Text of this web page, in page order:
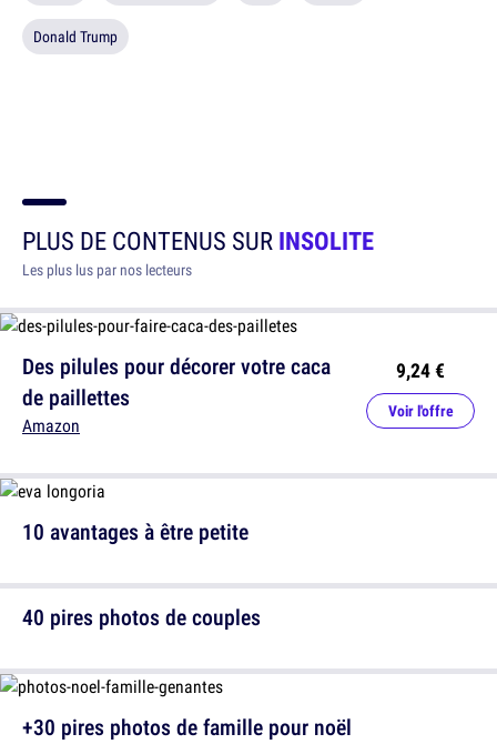
Donald Trump
PLUS DE CONTENUS SURINSOLITE
Les plus lus par nos lecteurs
Des pilules pour décorer votre caca
de paillettes
Amazon
9,24 €
Voir l'offre
40 pires photos de couples
10 avantages à être petite
+30 pires photos de famille pour noël